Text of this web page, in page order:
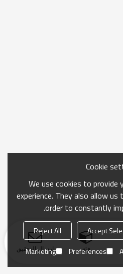
فئة ارسال التحقيق
Cookie
We use cookies to
experience. They also allow us
order to constantly
Accept
Reject All
Preferences
Marketing